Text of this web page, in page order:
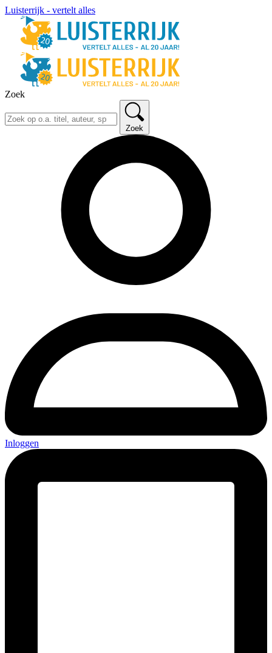
Luisterrijk - vertelt alles
Zoek
Zoek
Inloggen